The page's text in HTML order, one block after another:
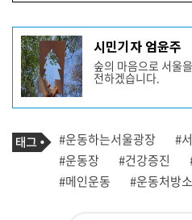
기
사
작
성
자
프
필
시민기자 엄윤주
숲의 마음으로 서울
전하겠습니다.
기
사
관
련
태
태
그
#운동하는서울광장 #
#운동장
#건강증진
#메인운동
#운동처방소